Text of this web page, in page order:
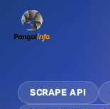
SCRAPE API